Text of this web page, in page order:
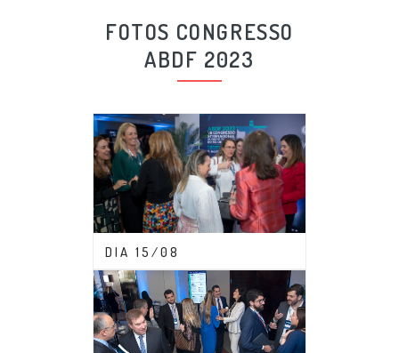
FOTOS CONGRESSO
ABDF 2023
DIA 15/08
CONGRESSO ABDF 2023